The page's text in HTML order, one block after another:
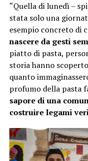
“Quella di lunedì –
stata solo una
esempio concreto di
nascere da gesti
piatto di pasta,
storia hanno
quanto
profumo della pasta
sapore di una
costruire legami